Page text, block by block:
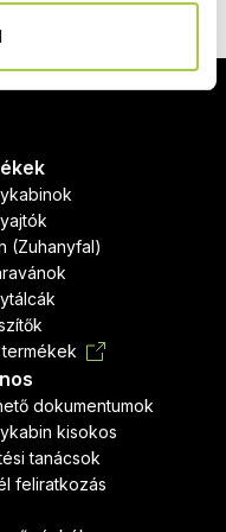
(Zuhanyfal)
dokumentumok
kisokos
tanácsok
feliratkozás